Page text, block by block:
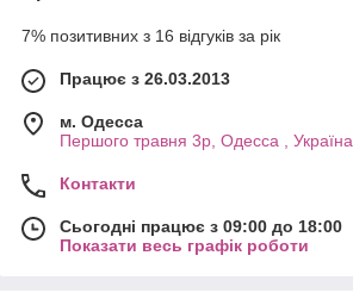
7% позитивних з 16 відгуків за рік
Працює з 26.03.2013
м. Одесса
Першого травня 3р, Одесса , Україна
Контакти
Сьогодні працює з 09:00 до 18:00
Показати весь графік роботи